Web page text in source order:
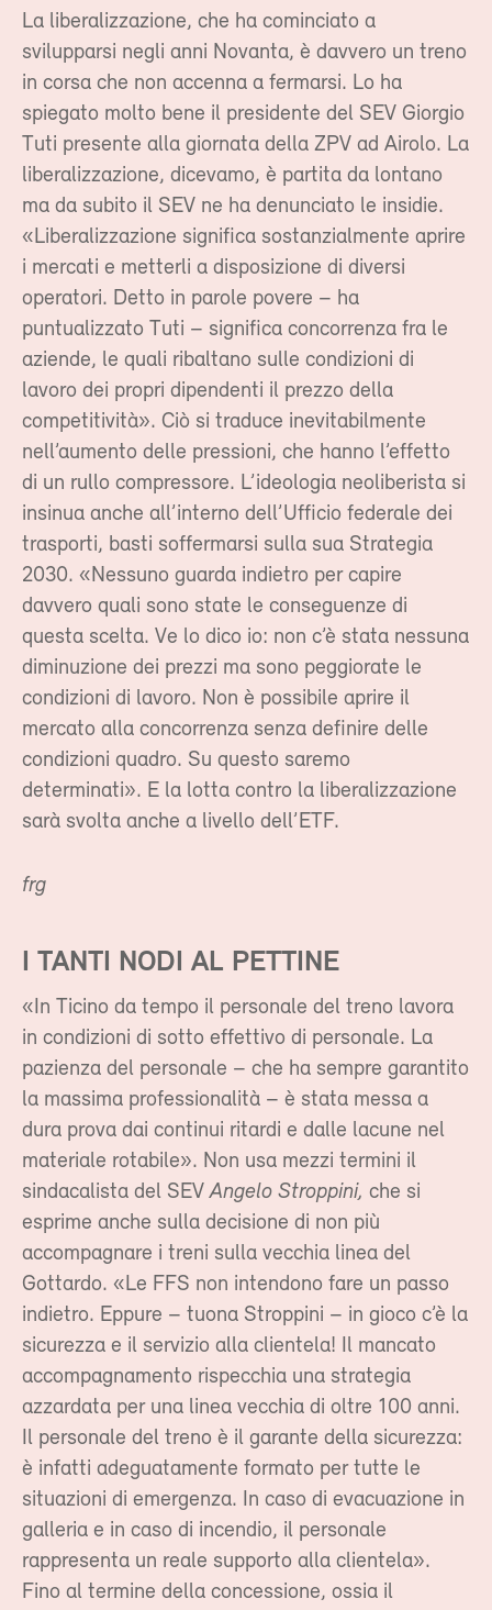
La liberalizzazione, che ha cominciato a
svilupparsi negli anni Novanta, è davvero un treno
in corsa che non accenna a fermarsi. Lo ha
spiegato molto bene il presidente del SEV Giorgio
Tuti presente alla giornata della ZPV ad Airolo. La
liberalizzazione, dicevamo, è partita da lontano
ma da subito il SEV ne ha denunciato le insidie.
«Liberalizzazione significa sostanzialmente aprire
i mercati e metterli a disposizione di diversi
operatori. Detto in parole povere – ha
puntualizzato Tuti – significa concorrenza fra le
aziende, le quali ribaltano sulle condizioni di
lavoro dei propri dipendenti il prezzo della
competitività». Ciò si traduce inevitabilmente
nell’aumento delle pressioni, che hanno l’effetto
di un rullo compressore. L’ideologia neoliberista si
insinua anche all’interno dell’Ufficio federale dei
trasporti, basti soffermarsi sulla sua Strategia
2030. «Nessuno guarda indietro per capire
davvero quali sono state le conseguenze di
questa scelta. Ve lo dico io: non c’è stata nessuna
diminuzione dei prezzi ma sono peggiorate le
condizioni di lavoro. Non è possibile aprire il
mercato alla concorrenza senza definire delle
condizioni quadro. Su questo saremo
determinati». E la lotta contro la liberalizzazione
sarà svolta anche a livello dell’ETF.
frg
I TANTI NODI AL PETTINE
«In Ticino da tempo il personale del treno lavora
in condizioni di sotto effettivo di personale. La
pazienza del personale – che ha sempre garantito
la massima professionalità – è stata messa a
dura prova dai continui ritardi e dalle lacune nel
materiale rotabile». Non usa mezzi termini il
sindacalista del SEVAngelo Stroppini, che si
esprime anche sulla decisione di non più
accompagnare i treni sulla vecchia linea del
Gottardo. «Le FFS non intendono fare un passo
indietro. Eppure – tuona Stroppini – in gioco c’è la
sicurezza e il servizio alla clientela! Il mancato
accompagnamento rispecchia una strategia
azzardata per una linea vecchia di oltre 100 anni.
Il personale del treno è il garante della sicurezza:
è infatti adeguatamente formato per tutte le
situazioni di emergenza. In caso di evacuazione in
galleria e in caso di incendio, il personale
rappresenta un reale supporto alla clientela».
Fino al termine della concessione, ossia il